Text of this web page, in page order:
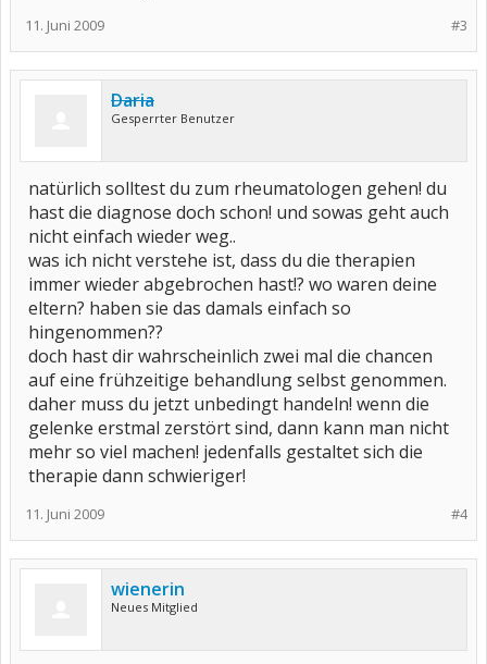
#3
11. Juni 2009
Daria
Gesperrter Benutzer
natürlich solltest du zum rheumatologen gehen! du
hast die diagnose doch schon! und sowas geht auch
nicht einfach wieder weg..
was ich nicht verstehe ist, dass du die therapien
immer wieder abgebrochen hast!? wo waren deine
eltern? haben sie das damals einfach so
hingenommen??
doch hast dir wahrscheinlich zwei mal die chancen
auf eine frühzeitige behandlung selbst genommen.
daher muss du jetzt unbedingt handeln! wenn die
gelenke erstmal zerstört sind, dann kann man nicht
mehr so viel machen! jedenfalls gestaltet sich die
therapie dann schwieriger!
#4
11. Juni 2009
wienerin
Neues Mitglied